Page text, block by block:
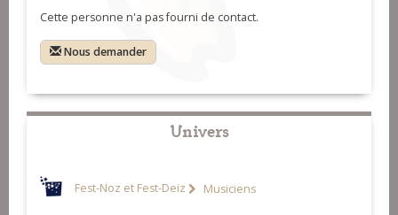
Cette personne n'a pas fourni de contact.
Nous demander
Univers
Fest-Noz et Fest-Deiz Musiciens